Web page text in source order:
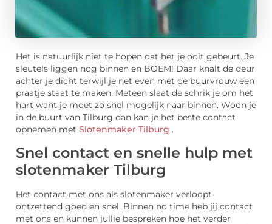
Het is natuurlijk niet te hopen dat het je ooit gebeurt. Je
sleutels liggen nog binnen en BOEM! Daar knalt de deur
achter je dicht terwijl je net even met de buurvrouw een
praatje staat te maken. Meteen slaat de schrik je om het
hart want je moet zo snel mogelijk naar binnen. Woon je
in de buurt van Tilburg dan kan je het beste contact
opnemen met Slotenmaker Tilburg .
Snel contact en snelle hulp met
slotenmaker Tilburg
Het contact met ons als slotenmaker verloopt
ontzettend goed en snel. Binnen no time heb jij contact
met ons en kunnen jullie bespreken hoe het verder